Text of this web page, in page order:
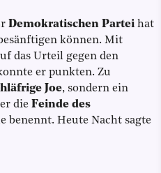
Demokratischen Partei hat
können. Mit
das Urteil gegen den
er punkten. Zu
Joe, sondern ein
die Feinde des
benennt. Heute Nacht sagte